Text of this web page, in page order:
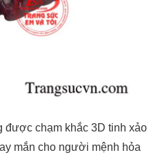
được chạm khắc 3D tinh xảo
mắn cho người mệnh hỏa